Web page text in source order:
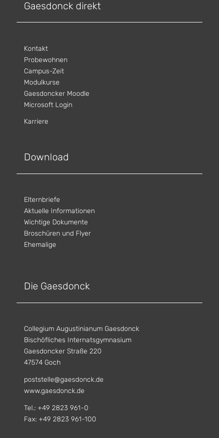
Gaesdonck direkt
Kontakt
Probewohnen
Campus-Zeit
Modulkurse
Gaesdoncker Moodle
Microsoft Login
Karriere
Download
Elternbriefe
Aktuelle Informationen
Wichtige Dokumente
Broschüren und Flyer
Ehemalige
Die Gaesdonck
Collegium Augustinianum Gaesdonck
Bischöfliches Internatsgymnasium
Gaesdoncker Straße 220
47574 Goch
poststelle@gaesdonck.de
www.gaesdonck.de
Tel.: +49 2823 961-0
Fax: +49 2823 961-100